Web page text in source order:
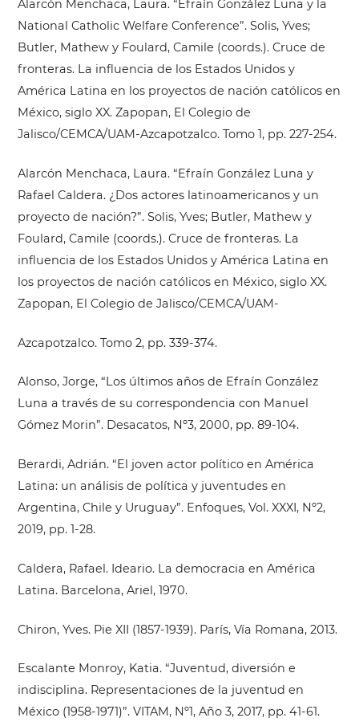
Alarcón Menchaca, Laura. “Efraín González Luna y la
National Catholic Welfare Conference”. Solis, Yves;
Butler, Mathew y Foulard, Camile (coords.). Cruce de
fronteras. La influencia de los Estados Unidos y
América Latina en los proyectos de nación católicos en
México, siglo XX. Zapopan, El Colegio de
Jalisco/CEMCA/UAM-Azcapotzalco. Tomo 1, pp. 227-254.
Alarcón Menchaca, Laura. “Efraín González Luna y
Rafael Caldera. ¿Dos actores latinoamericanos y un
proyecto de nación?”. Solis, Yves; Butler, Mathew y
Foulard, Camile (coords.). Cruce de fronteras. La
influencia de los Estados Unidos y América Latina en
los proyectos de nación católicos en México, siglo XX.
Zapopan, El Colegio de Jalisco/CEMCA/UAM-
Azcapotzalco. Tomo 2, pp. 339-374.
Alonso, Jorge, “Los últimos años de Efraín González
Luna a través de su correspondencia con Manuel
Gómez Morin”. Desacatos, Nº3, 2000, pp. 89-104.
Berardi, Adrián. “El joven actor político en América
Latina: un análisis de política y juventudes en
Argentina, Chile y Uruguay”. Enfoques, Vol. XXXI, Nº2,
2019, pp. 1-28.
Caldera, Rafael. Ideario. La democracia en América
Latina. Barcelona, Ariel, 1970.
Chiron, Yves. Pie XII (1857-1939). París, Vía Romana, 2013.
Escalante Monroy, Katia. “Juventud, diversión e
indisciplina. Representaciones de la juventud en
México (1958-1971)”. VITAM, Nº1, Año 3, 2017, pp. 41-61.